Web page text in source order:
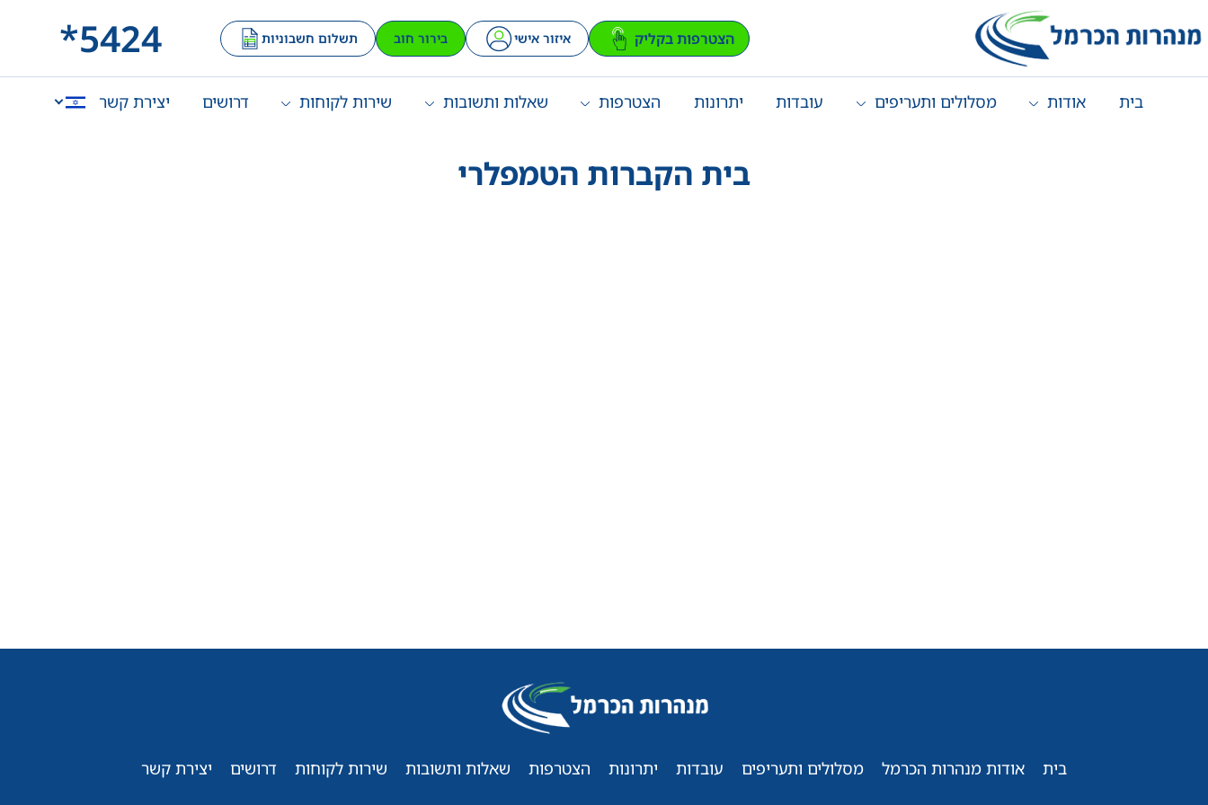
הצטרפות בקליק איזור אישי בירור חוב תשלום חשבוניות *5424
בית אודות מסלולים ותעריפים עובדות יתרונות הצטרפות שאלות ותשובות שירות לקוחות דרושים
יצירת קשר
בית הקברות הטמפלרי
בית אודות מנהרות הכרמל מסלולים ותעריפים עובדות יתרונות הצטרפות שאלות ותשובות שירות לקוחות דרושים יצירת קשר